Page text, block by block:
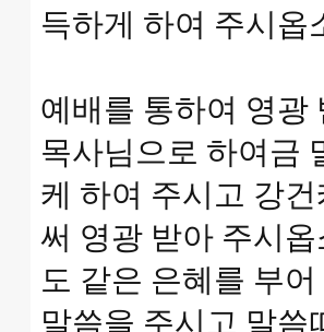
득하게 하여 주시옵
예배를 통하여 영광
목사님으로 하여금
케 하여 주시고 강
써 영광 받아 주시
도 같은 은혜를 부
말씀을 주시고 말씀